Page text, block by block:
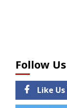
Follow Us
Like